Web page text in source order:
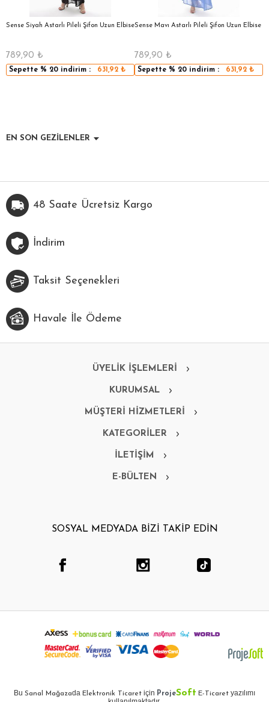
Sense Siyah Astarlı Pileli Şifon Uzun Elbise
789,90 ₺
Sepette % 20 indirim : 631,92₺
Sense Mavı Astarlı Pileli Şifon Uzun Elbise
789,90 ₺
Sepette % 20 indirim : 631,92₺
EN SON GEZİLENLER
48 Saate Ücretsiz Kargo
İndirim
Taksit Seçenekleri
Havale İle Ödeme
ÜYELİK İŞLEMLERİ
KURUMSAL
MÜŞTERİ HİZMETLERİ
KATEGORİLER
İLETİŞİM
E-BÜLTEN
SOSYAL MEDYADA BİZİ TAKİP EDİN
Bu Sanal Mağazada Elektronik Ticaret için ProjeSoft E-Ticaret yazılımı